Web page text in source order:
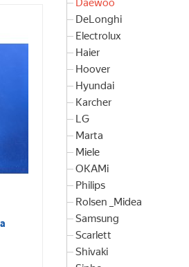
Daewoo
DeLonghi
Electrolux
Haier
Hoover
Hyundai
Karcher
LG
Marta
Miele
OKAMi
Philips
Rolsen _Midea
Samsung
Scarlett
Shivaki